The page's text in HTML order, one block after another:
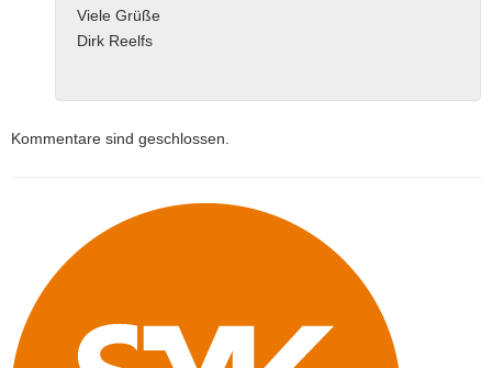
Viele Grüße
Dirk Reelfs
Kommentare sind geschlossen.